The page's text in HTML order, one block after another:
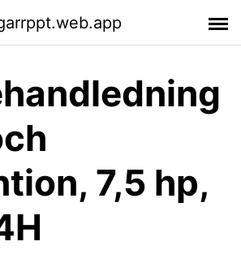
7,5 hp,